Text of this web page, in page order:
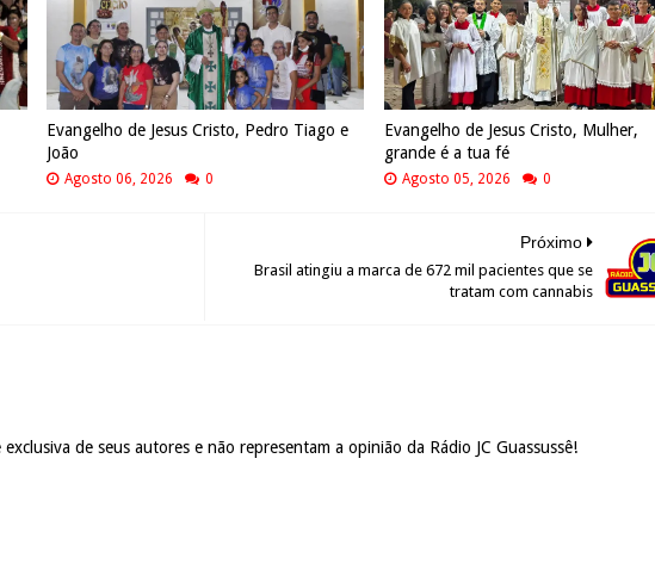
Evangelho de Jesus Cristo, Pedro Tiago e
João
Agosto 06, 2026 0
Evangelho de Jesus Cristo, Mulher,
grande é a tua fé
Agosto 05, 2026 0
Próximo
Brasil atingiu a marca de 672 mil pacientes que se
tratam com cannabis
de seus autores e não representam a opinião da Rádio JC Guassussê!